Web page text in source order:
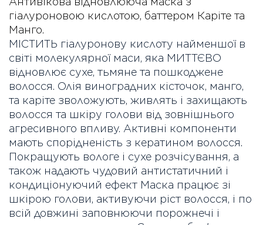
гіалуроновою кислотою, баттером Каріте та
Манго.
МІСТИТЬ гіалуронову кислоту найменшої в
світі молекулярної маси, яка МИТТЄВО
відновлює сухе, тьмяне та пошкоджене
волосся. Олія виноградних кісточок, манго,
та каріте зволожують, живлять і захищають
волосся та шкіру голови від зовнішнього
агресивного впливу. Активні компоненти
мають спорідненість з кератином волосся.
Покращують вологе і сухе розчісування, а
також надають чудовий антистатичний і
кондиціонуючий ефект Маска працює зі
шкірою голови, активуючи ріст волосся, і по
всій довжині заповнюючи порожнечі і